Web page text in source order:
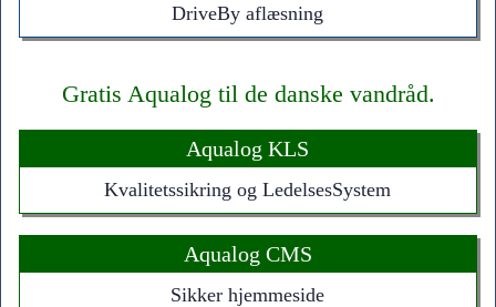
DriveBy aflæsning
Gratis Aqualog til de danske vandråd.
Aqualog KLS
Kvalitetssikring og LedelsesSystem
Aqualog CMS
Sikker hjemmeside